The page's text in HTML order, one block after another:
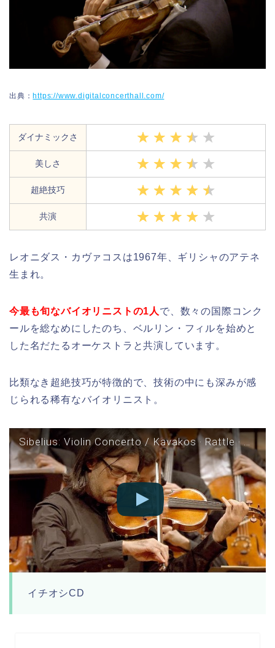
出典： https://www.digitalconcerthall.com/
ダイナミックさ
美しさ
超絶技巧
共演
レオニダス・カヴァコスは1967年、ギリシャのアテネ
生まれ。
今最も旬なバイオリニストの1人 で、数々の国際コンク
ールを総なめにしたのち、ベルリン・フィルを始めと
した名だたるオーケストラと共演しています。
比類なき超絶技巧が特徴的で、技術の中にも深みが感
じられる稀有なバイオリニスト。
Sibelius: Violin Concerto / Kavakos · Rattle · Berliner Philharmoniker
イチオシCD